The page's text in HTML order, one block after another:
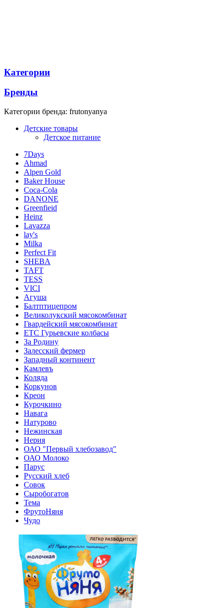
Категории
Бренды
Категории бренда: frutonyanya
Детские товары
Детское питание
7Days
Ahmad
Alpen Gold
Baker House
Coca-Cola
DANONE
Greenfieid
Heinz
Lavazza
lay's
Milka
Perfect Fit
SHEBA
TAFT
TESS
VICI
Агуша
Балтптицепром
Великолукский мясокомбинат
Гвардейский мясокомбинат
ЕТС Гурьевские колбасы
За Родину
Залесский фермер
Западный континент
Камлевъ
Коляда
Коркунов
Креон
Курочкино
Навага
Натурово
Нежинская
Нерия
ОАО "Первый хлебозавод"
ОАО Молоко
Парус
Русский хлеб
Совок
Сыробогатов
Тема
ФрутоНяня
Чудо